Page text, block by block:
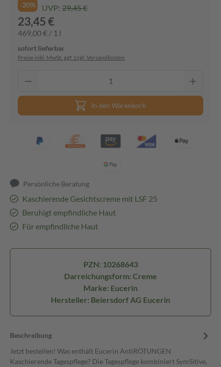
-20% UVP: 29,45 €
23,45 €
469,00 € / 1 l
sofort lieferbar
Preise inkl. MwSt. ggf. zzgl. Versandkosten
In den Warenkorb
Persönliche Beratung
Kaschierende Gesichtscreme mit LSF 25
Beruhigt empfindliche Haut
Für empfindliche Haut
PZN: 10268643
Darreichungsform: Creme
Marke: Eucerin
Hersteller: Beiersdorf AG Eucerin
Beschreibung
Jetzt bestellen! Was enthält Eucerin AntiRÖTUNGEN
Kaschierende Tagespflege? Die Tagespflege kombiniert SymSitive,